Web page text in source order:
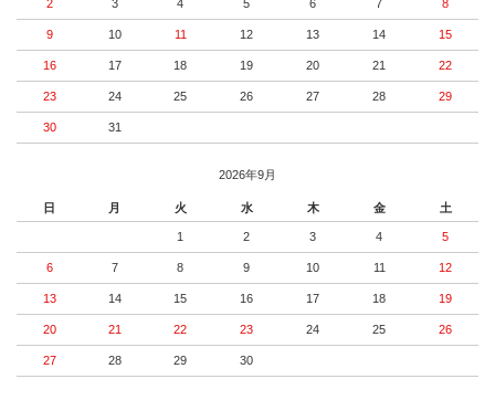
2 3 4 5 6 7 8
9 10 11 12 13 14 15
16 17 18 19 20 21 22
23 24 25 26 27 28 29
30 31
2026年9月
日 月 火 水 木 金 土
1 2 3 4 5
6 7 8 9 10 11 12
13 14 15 16 17 18 19
20 21 22 23 24 25 26
27 28 29 30